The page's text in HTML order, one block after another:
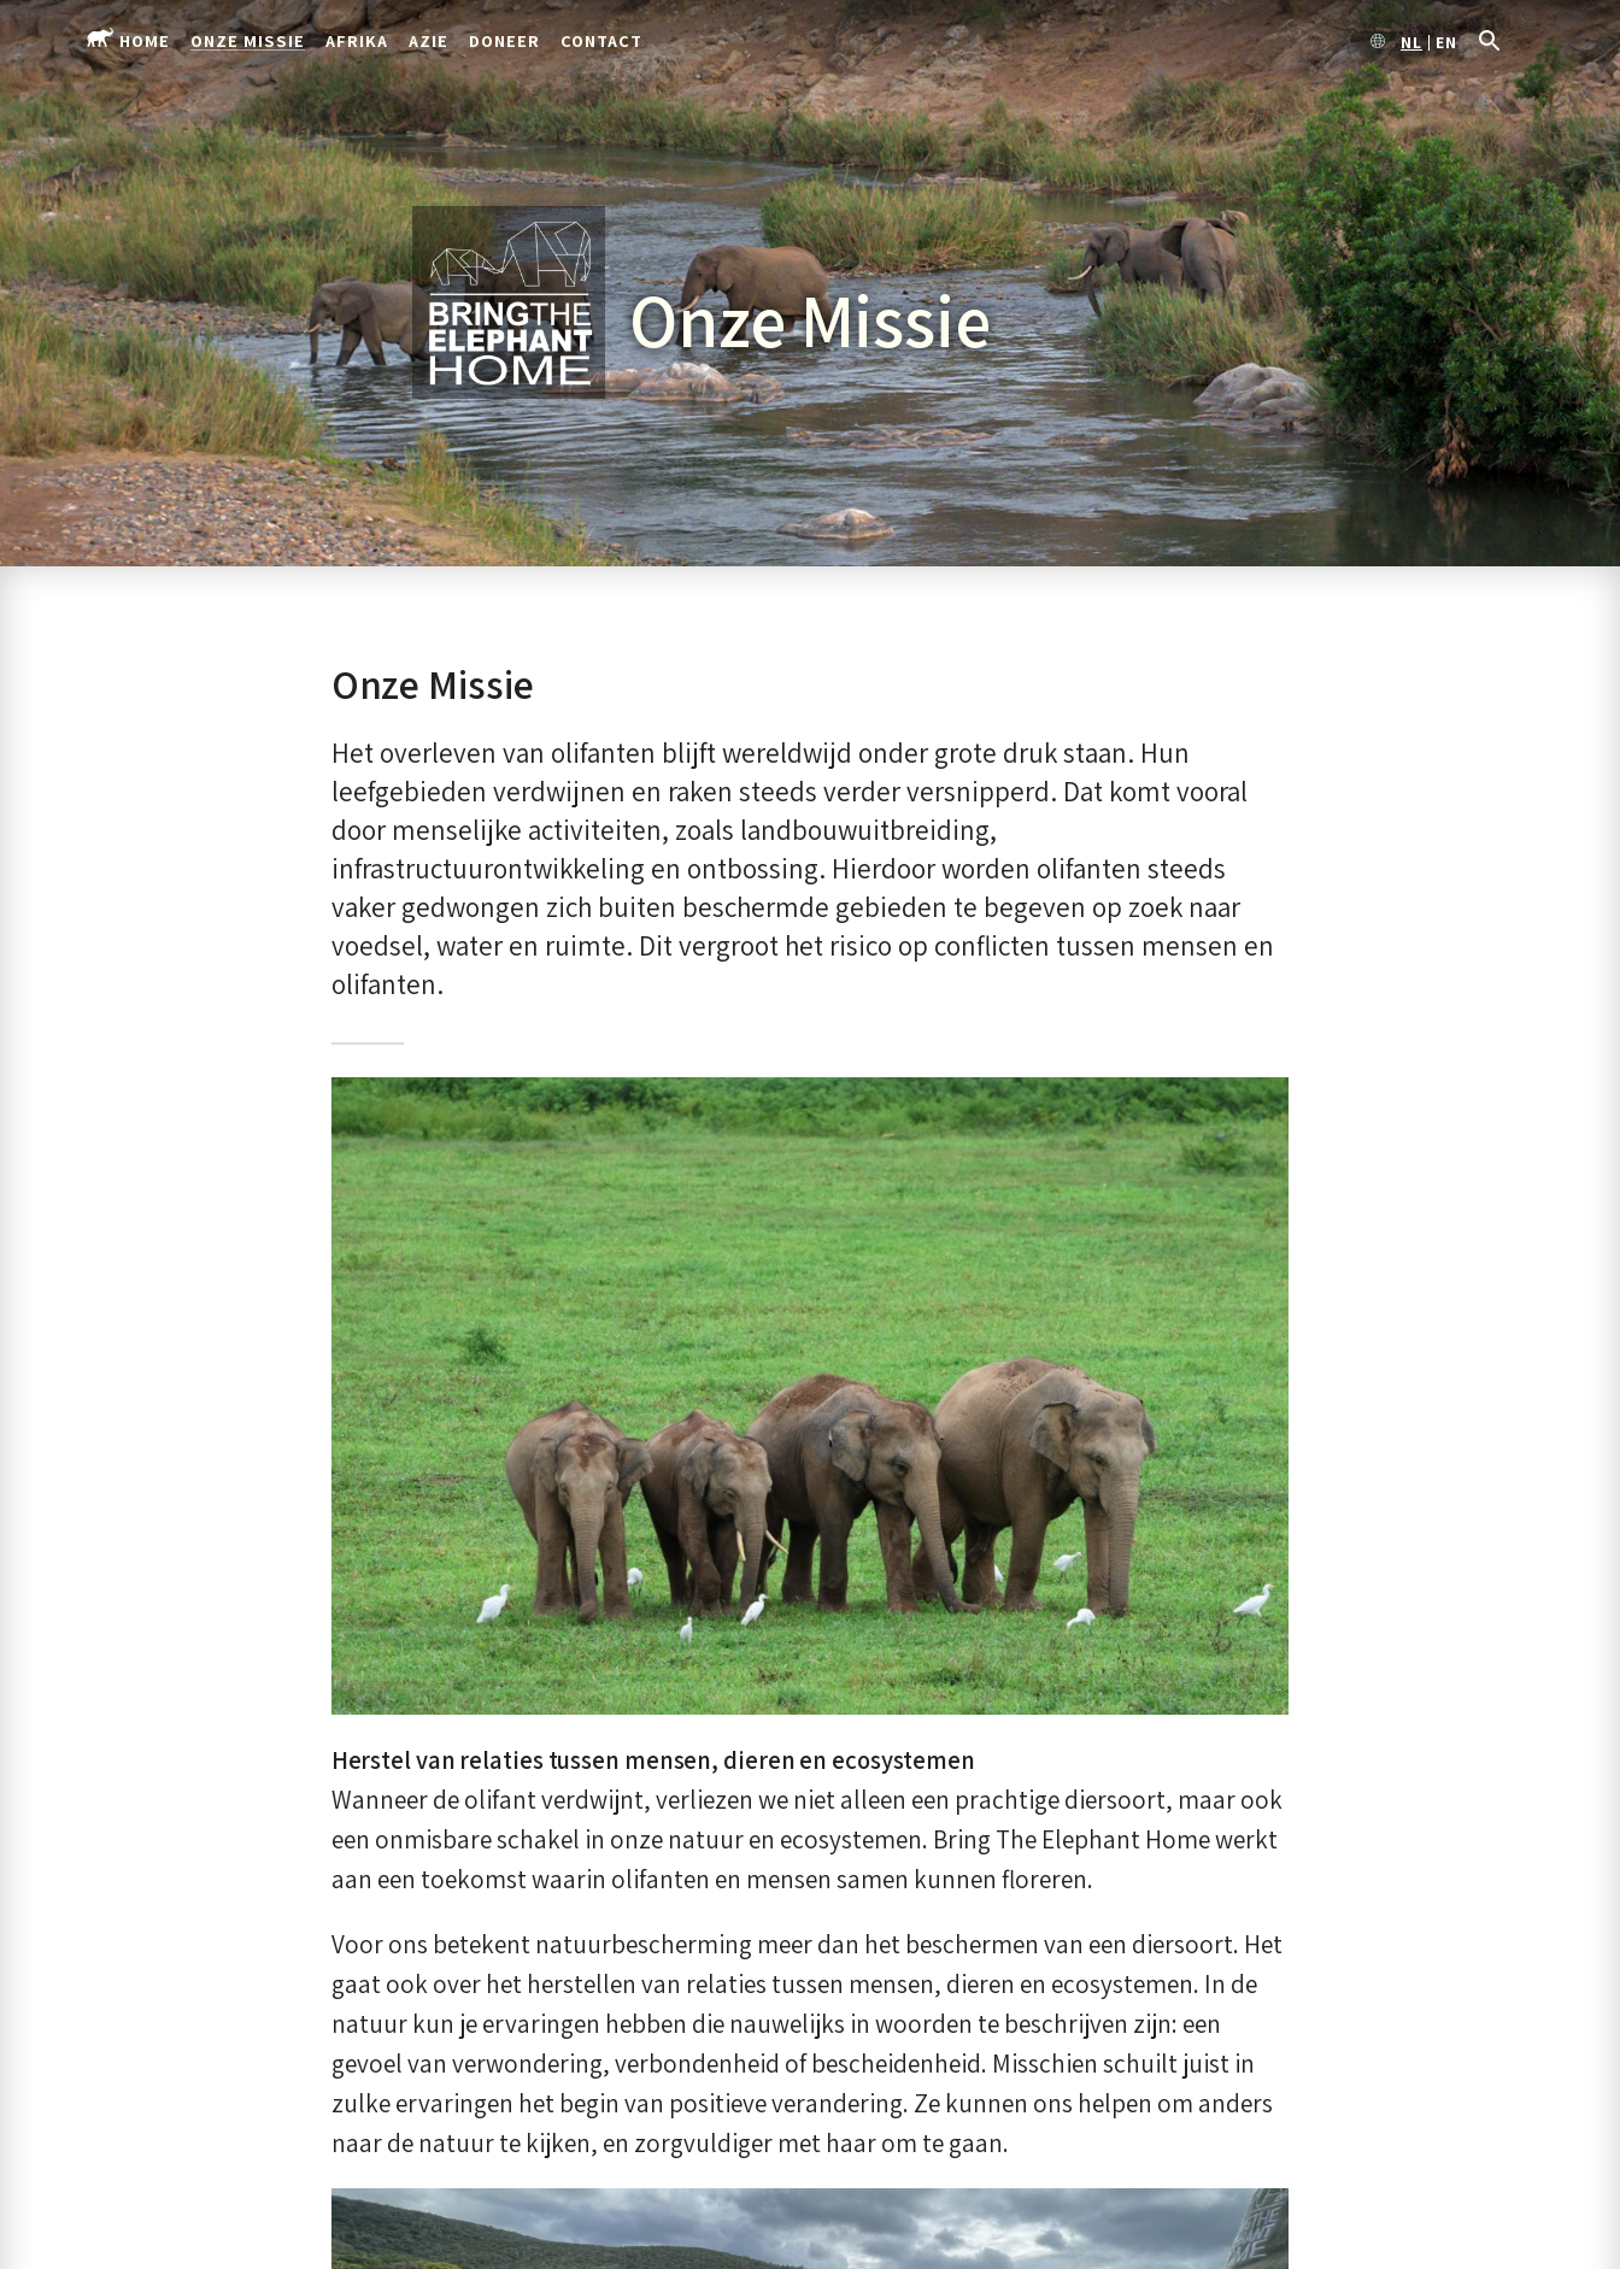
HOME ONZE MISSIE AFRIKA AZIE DONEER CONTACT NL EN
Onze Missie
Onze Missie
Het overleven van olifanten blijft wereldwijd onder grote druk staan. Hun
leefgebieden verdwijnen en raken steeds verder versnipperd. Dat komt vooral
door menselijke activiteiten, zoals landbouwuitbreiding,
infrastructuurontwikkeling en ontbossing. Hierdoor worden olifanten steeds
vaker gedwongen zich buiten beschermde gebieden te begeven op zoek naar
voedsel, water en ruimte. Dit vergroot het risico op conflicten tussen mensen en
olifanten.
Herstel van relaties tussen mensen, dieren en ecosystemen
Wanneer de olifant verdwijnt, verliezen we niet alleen een prachtige diersoort, maar ook
een onmisbare schakel in onze natuur en ecosystemen. Bring The Elephant Home werkt
aan een toekomst waarin olifanten en mensen samen kunnen floreren.
Voor ons betekent natuurbescherming meer dan het beschermen van een diersoort. Het
gaat ook over het herstellen van relaties tussen mensen, dieren en ecosystemen. In de
natuur kun je ervaringen hebben die nauwelijks in woorden te beschrijven zijn: een
gevoel van verwondering, verbondenheid of bescheidenheid. Misschien schuilt juist in
zulke ervaringen het begin van positieve verandering. Ze kunnen ons helpen om anders
naar de natuur te kijken, en zorgvuldiger met haar om te gaan.